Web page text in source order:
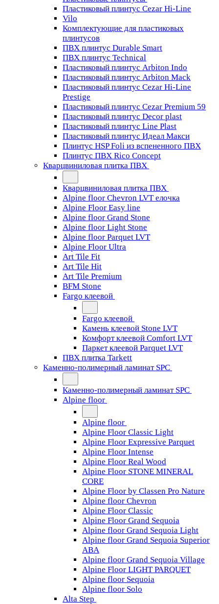
Пластиковый плинтус Cezar Hi-Line
Vilo
Комплектующие для пластиковых
плинтусов
ПВХ плинтус Durable Smart
ПВХ плинтус Technical
Пластиковый плинтус Arbiton Indo
Пластиковый плинтус Arbiton Mack
Пластиковый плинтус Cezar Hi-Line
Prestige
Пластиковый плинтус Cezar Premium 59
Пластиковый плинтус Decor plast
Пластиковый плинтус Line Plast
Пластиковый плинтус Идеал Макси
Плинтус HSP Foli из вспененного ПВХ
Плинтус ПВХ Rico Concept
Кварцвиниловая плитка ПВХ
Кварцвиниловая плитка ПВХ
Alpine floor Chevron LVT елочка
Alpine Floor Easy line
Alpine floor Grand Stone
Alpine floor Light Stone
Alpine floor Parquet LVT
Alpine Floor Ultra
Art Tile Fit
Art Tile Hit
Art Tile Premium
BFM Stone
Fargo клеевой
Fargo клеевой
Камень клеевой Stone LVT
Комфорт клеевой Comfort LVT
Паркет клеевой Parquet LVT
ПВХ плитка Tarkett
Каменно-полимерный ламинат SPC
Каменно-полимерный ламинат SPC
Alpine floor
Alpine floor
Alpine Floor Classic Light
Alpine Floor Expressive Parquet
Alpine Floor Intense
Alpine Floor Real Wood
Alpine Floor STONE MINERAL
CORE
Alpine Floor by Classen Pro Nature
Alpine floor Chevron
Alpine Floor Classic
Alpine Floor Grand Sequoia
Alpine floor Grand Sequoia Light
Alpine floor Grand Sequoia Superior
ABA
Alpine floor Grand Sequoia Village
Alpine Floor LIGHT PARQUET
Alpine floor Sequoia
Alpine floor Solo
Alta Step